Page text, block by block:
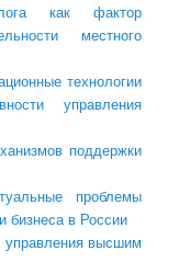
как фактор
местного
технологии
управления
поддержки
проблемы
бизнеса в России
высшим